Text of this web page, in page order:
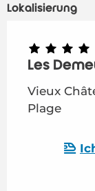
Lokalisierung
Les
Vieux
Plage